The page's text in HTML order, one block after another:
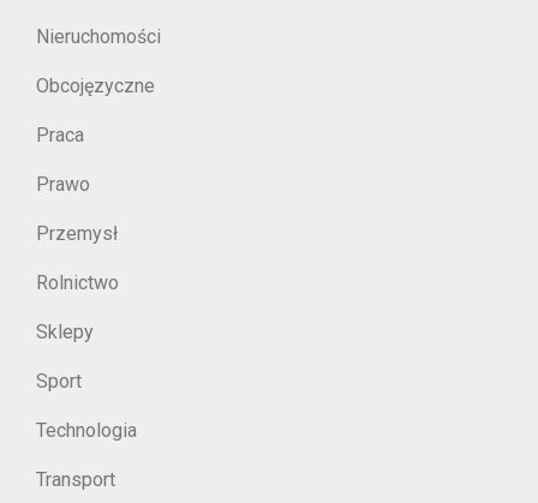
Nieruchomości
Obcojęzyczne
Praca
Prawo
Przemysł
Rolnictwo
Sklepy
Sport
Technologia
Transport